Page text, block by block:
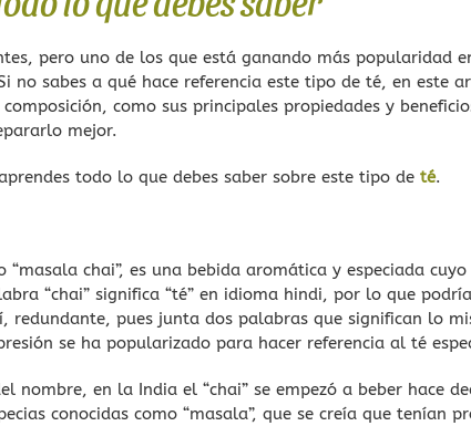
pero uno de los que está ganando más popularidad
no sabes a qué hace referencia este tipo de té, en este
como sus principales propiedades y
mejor.
todo lo que debes saber sobre este tipo de té.
chai”, es una bebida aromática y especiada
“chai” significa “té” en idioma hindi, por lo que
redundante, pues junta dos palabras que significan lo
se ha popularizado para hacer referencia al té
nombre, en la India el “chai” se empezó a beber hace
conocidas como “masala”, que se creía que tenían